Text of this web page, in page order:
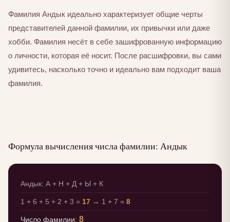
Фамилия Андык идеально характеризует общие черты
представителей данной фамилии, их привычки или даже
хобби. Фамилия несёт в себе зашифрованную информацию
о личности, которая её носит. После расшифровки, вы сами
удивитесь, насколько точно и идеально вам подходит ваша
фамилия.
Формула вычисления числа фамилии: Андык
Андык: А + Н + Д + Ы + К
1 + 6 + 5 + 2 + 3 = 17 → 1 + 7 = 8
Число фамилии: 8